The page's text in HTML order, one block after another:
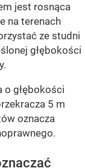
jest rosnąca
na terenach
ze studni
głębokości
o głębokości
5 m
oznacza